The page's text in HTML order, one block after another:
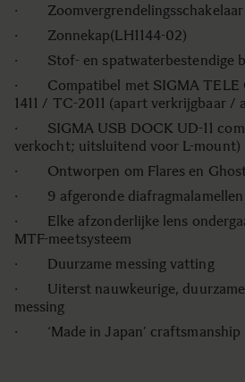
· Zoomvergrendelingsschakelaar
· Zonnekap(LH1144-02)
· Stof- en spatwaterbestendige
· Compatibel met SIGMA TELE
1411 / TC-2011 (apart verkrijgbaar /
· SIGMA USB DOCK UD-11
verkocht; uitsluitend voor L-mount)
· Ontworpen om Flares en
· 9 afgeronde diafragmalamellen
· Elke afzonderlijke lens
MTF-meetsysteem
· Duurzame messing vatting
· Uiterst nauwkeurige, duurzame
messing
· ‘Made in Japan’ craftsmanship